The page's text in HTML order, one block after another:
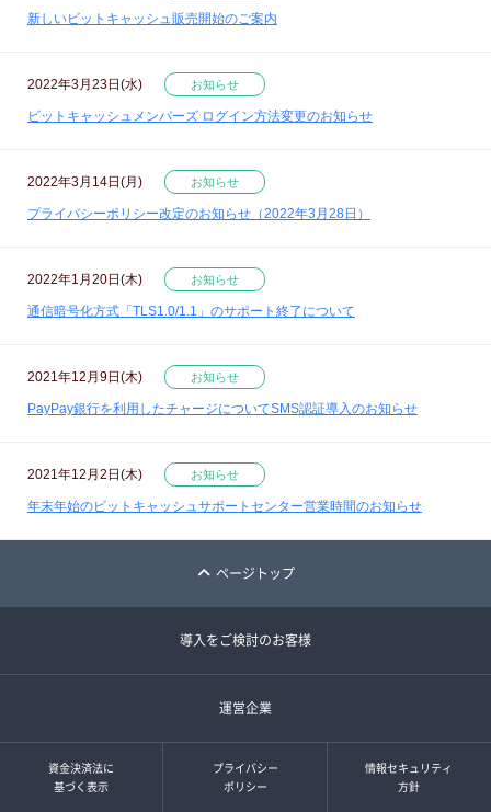
新しいビットキャッシュ販売開始のご案内
2022年3月23日(水) お知らせ
ビットキャッシュメンバーズ ログイン方法変更のお知らせ
2022年3月14日(月) お知らせ
プライバシーポリシー改定のお知らせ（2022年3月28日）
2022年1月20日(木) お知らせ
通信暗号化方式「TLS1.0/1.1」のサポート終了について
2021年12月9日(木) お知らせ
PayPay銀行を利用したチャージについてSMS認証導入のお知らせ
2021年12月2日(木) お知らせ
年末年始のビットキャッシュサポートセンター営業時間のお知らせ
ページトップ
導入をご検討のお客様
運営企業
資金決済法に
基づく表示
プライバシー
ポリシー
情報セキュリティ
方針